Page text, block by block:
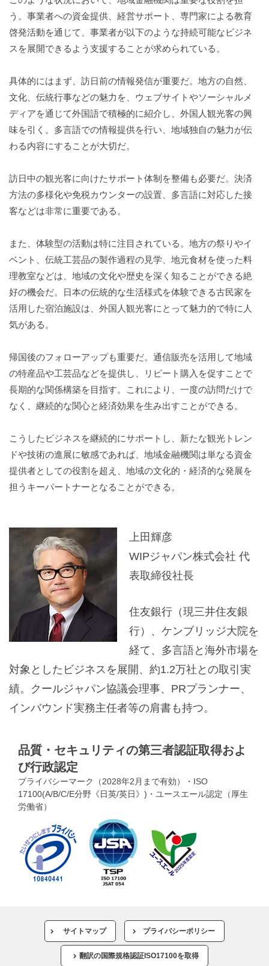
う。事業者への資金提供、経営サポート、専門家による教育
啓発活動を通じて、事業者が以下のような持続可能なビジネ
スを展開できるよう支援することが求められている。
具体的にはまず、訪日前の情報発信が重要だ。地方の自然、
文化、伝統行事などの魅力を、ウェブサイトやソーシャルメ
ディアを通じて外国語で積極的に紹介し、外国人観光客の興
味を引く。多言語での情報提供を行い、地域独自の魅力が伝
わる内容にすることが大切だ。
訪日中の観光客に向けたサポート体制を整備も必要だ。決済
方法の多様化や免税カウンターの設置、多言語に対応した接
客などは非常に重要である。
また、体験型の活動は特に注目されている。地方の祭りやイ
ベント、伝統工芸品の製作過程の見学、地元食材を使った料
理教室などは、地域の文化や歴史を深く知ることができる絶
好の機会だ。日本の伝統的な生活様式を体験できる古民家を
活用した宿泊施設は、外国人観光客にとって魅力的で特に人
気がある。
帰国後のフォローアップも重要だ。通信販売を活用して地域
の特産品や工芸品などを提供し、リピート購入を促すことで
長期的な関係構築を目指す。これにより、一度の訪問だけで
なく、継続的な関心と経済効果を生み出すことができる。
こうしたビジネスを継続的にサポートし、新たな観光トレン
ドや技術の進展に敏感であれば、地域金融機関は単なる資金
提供者としての役割を超え、地域の文化的・経済的な発展を
担うキーパートナーとなることができる。
上田輝彦
WIPジャパン株式会社 代
表取締役社長
住友銀行（現三井住友銀
行）、ケンブリッジ大院を
経て、多言語と海外市場を
対象としたビジネスを展開、約1.2万社との取引実
績。クールジャパン協議会理事、PRプランナー、
インバウンド実務主任者等の肩書も持つ。
品質・セキュリティの第三者認証取得およ
び行政認定
プライバシーマーク（2028年2月まで有効）・ISO
17100(A/B/C/E分野《日英/英日》)・ユースエール認定（厚生
労働省）
サイトマップ プライバシーポリシー
翻訳の国際規格認証ISO17100を取得